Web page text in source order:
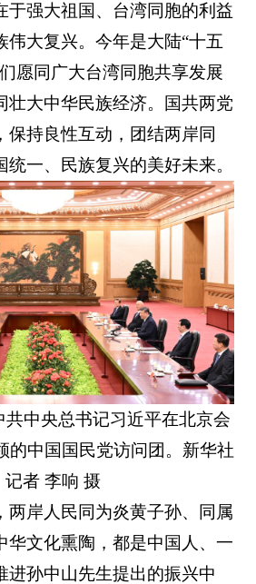
于强大祖国、台湾同胞的利益
伟大复兴。今年是大陆“十五
愿同广大台湾同胞共享发展
壮大中华民族经济。国共两党
保持良性互动，团结两岸同
一、民族复兴的美好未来。
共中央总书记习近平在北京会
的中国国民党访问团。新华社
记者 李响 摄
两岸人民同为炎黄子孙、同属
华文化熏陶，都是中国人、一
进孙中山先生提出的振兴中